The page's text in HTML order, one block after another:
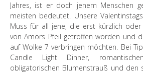
Jahres, ist er doch jenem Menschen
meisten bedeutet. Unsere
Muss für all jene, die erst kürzlich
von Amors Pfeil getroffen worden und
auf Wolke 7 verbringen möchten. Bei
Candle Light Dinner,
obligatorischen Blumenstrauß und den